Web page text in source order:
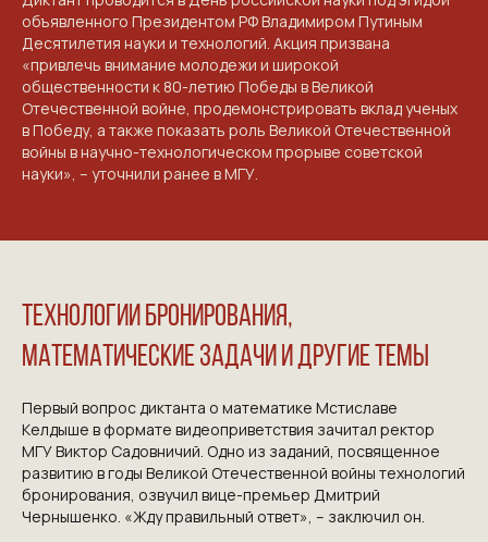
объявленного Президентом РФ Владимиром Путиным
Десятилетия науки и технологий. Акция призвана
«привлечь внимание молодежи и широкой
общественности к 80-летию Победы в Великой
Отечественной войне, продемонстрировать вклад ученых
в Победу, а также показать роль Великой Отечественной
войны в научно-технологическом прорыве советской
науки», – уточнили ранее в МГУ.
Технологии бронирования,
математические задачи и другие темы
Первый вопрос диктанта о математике Мстиславе
Келдыше в формате видеоприветствия зачитал ректор
МГУ Виктор Садовничий. Одно из заданий, посвященное
развитию в годы Великой Отечественной войны технологий
бронирования, озвучил вице-премьер Дмитрий
Чернышенко. «Жду правильный ответ», – заключил он.